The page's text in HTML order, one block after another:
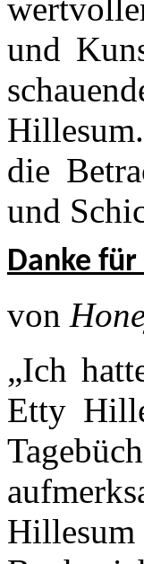
und
die
und
Danke
von
„Ich
Etty
Hillesum